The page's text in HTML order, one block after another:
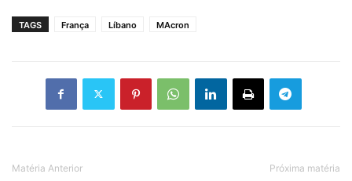
TAGS França Líbano MAcron
Matéria Anterior Próxima matéria